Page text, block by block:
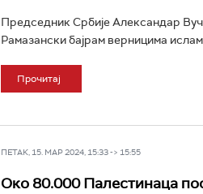
Председник Србије Александар
Рамазански бајрам верницима
Прочитај
ПЕТАК, 15. МАР 2024, 15:33 -> 15:55
Око 80.000 Палестинаца